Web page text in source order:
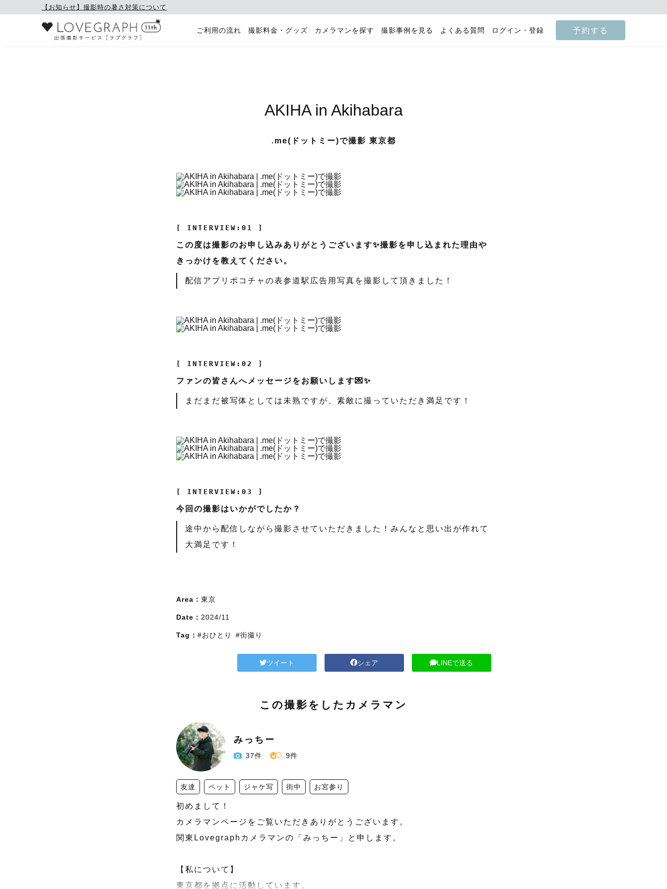
【お知らせ】撮影時の暑さ対策について
ご利用の流れ 撮影料金・グッズ カメラマンを探す 撮影事例を見る よくある質問 ログイン・登録 予約する
AKIHA in Akihabara
.me(ドットミー)で撮影 東京都
[ INTERVIEW:01 ]
この度は撮影のお申し込みありがとうございます✨撮影を申し込まれた理由や
きっかけを教えてください。
配信アプリポコチャの表参道駅広告用写真を撮影して頂きました！
[ INTERVIEW:02 ]
ファンの皆さんへメッセージをお願いします💌✨
まだまだ被写体としては未熟ですが、素敵に撮っていただき満足です！
[ INTERVIEW:03 ]
今回の撮影はいかがでしたか？
途中から配信しながら撮影させていただきました！みんなと思い出が作れて
大満足です！
Area： 東京
Date： 2024/11
Tag： #おひとり #街撮り
ツイート シェア LINEで送る
この撮影をしたカメラマン
みっちー
37件 9件
友達 ペット ジャケ写 街中 お宮参り
初めまして！
カメラマンページをご覧いただきありがとうございます。
関東Lovegraphカメラマンの「みっちー」と申します。
【私について】
東京都を拠点に活動しています。